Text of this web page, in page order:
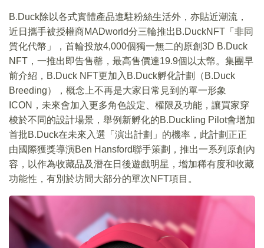
B.Duck除以各式實體產品進駐粉絲生活外，亦貼近潮流，
近日攜手被授權商MADworld分三輪推出B.DuckNFT「非同
質化代幣」，首輪投放4,000個獨一無二的原創3D B.Duck
NFT，一推出即告售罄，最高售價達19.9個以太幤。集團早
前介紹，B.Duck NFT更加入B.Duck孵化計劃（B.Duck
Breeding），概念上不再是大家日常見到的單一形象
ICON，未來會加入更多角色設定、權限及功能，讓買家穿
梭於不同的設計場景，舉例新孵化的B.Duckling Pilot會增加
首批B.Duck在未來入選「演出計劃」的機率，此計劃正正
由國際獲獎導演Ben Hansford聯手策劃，推出一系列原創內
容，以作為收藏品及潛在日後遊戲明星，增加稀有度和收藏
功能性，有別於坊間大部分的單次NFT項目。